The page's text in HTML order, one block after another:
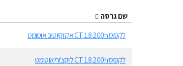
שם גרסה
לקסוס CT 1.8 200h אקזקיוטיב אוטומט
לקסוס CT 1.8 200h לוקצ'ורי אוטומט